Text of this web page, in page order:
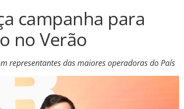
campanha para
no Verão
representantes das maiores operadoras do País